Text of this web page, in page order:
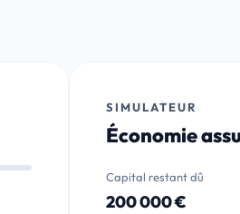
SIMULATEUR
Économie
Capital restant dû
200 000 €